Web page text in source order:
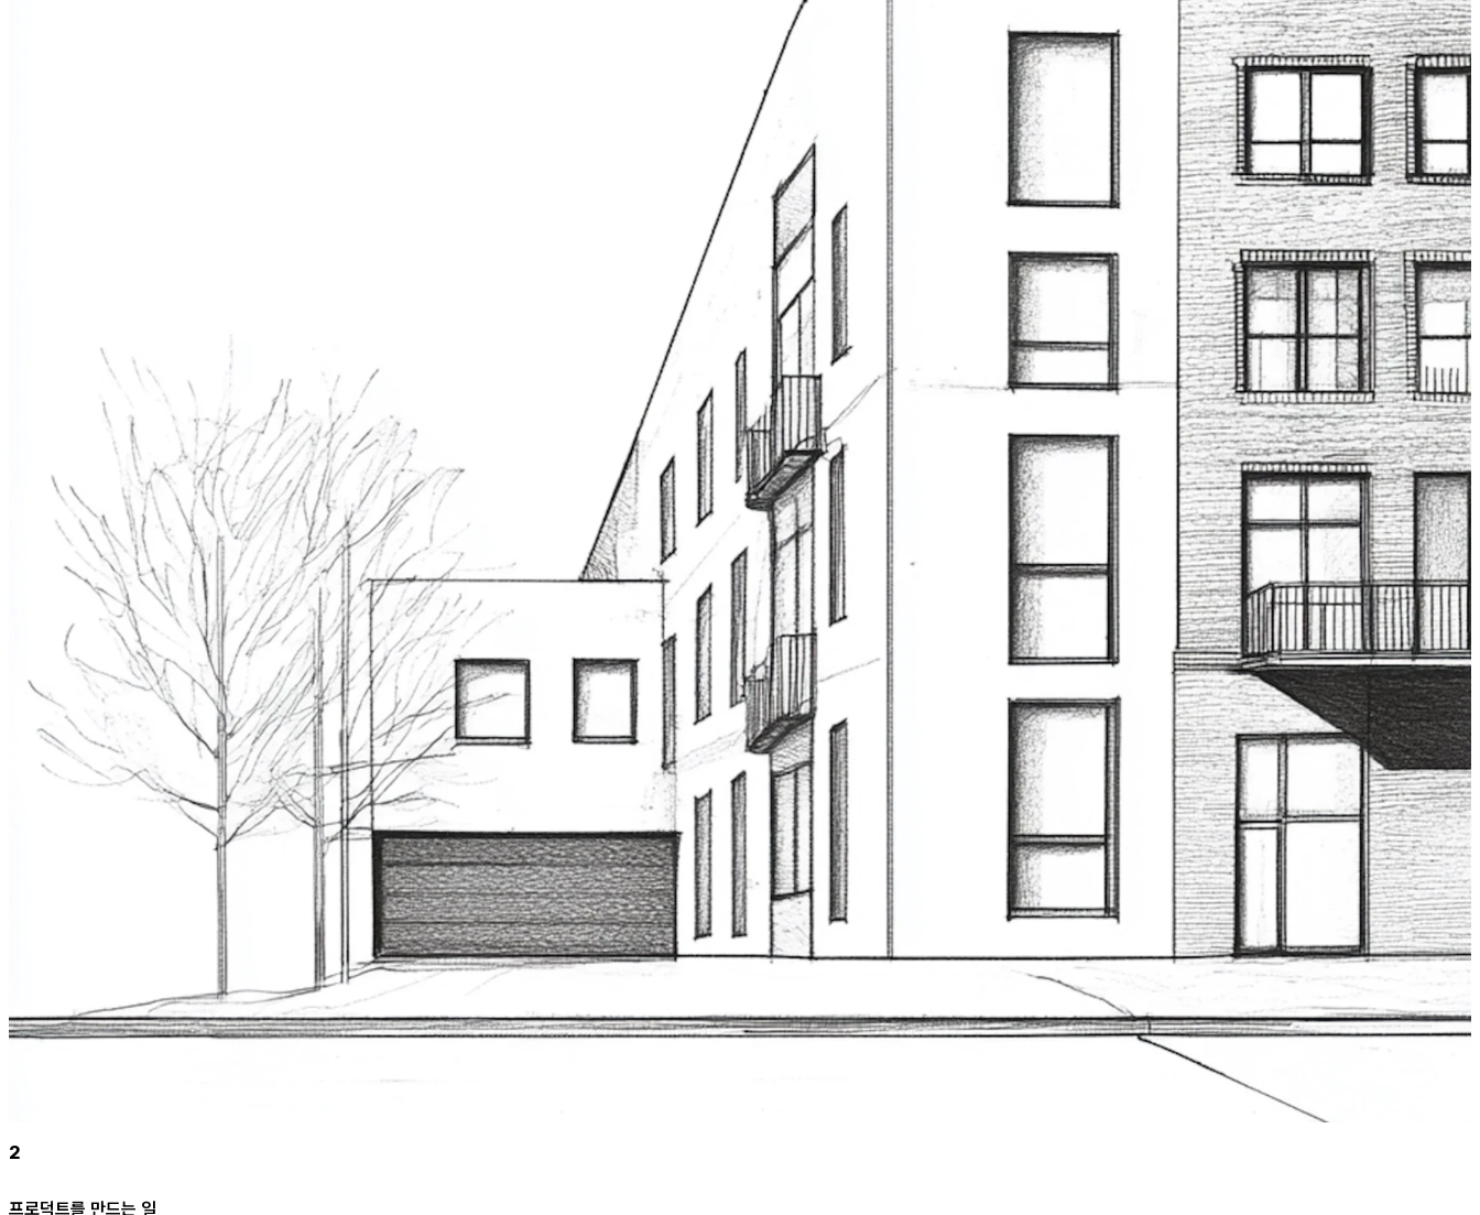
2
프로덕트를 만드는 일